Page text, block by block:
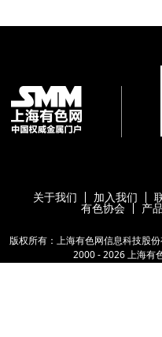
关于我们 加入我们
有色协会 产
版权所有：上海有色网信息科技股份
2000 -2026上海有